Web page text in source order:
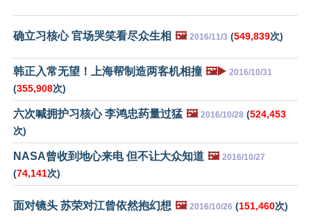
确立习核心 官场哭笑看尽众生相 🖼️ 2016/11/3 (549,839次)
韩正入常无望！上海帮制造两客机相撞 🖼️▶️ 2016/10/31
(355,908次)
六次喊拥护习核心 李鸿忠药量过猛 🖼️ 2016/10/28 (524,453
次)
NASA曾收到地心来电 但不让大众知道 🖼️ 2016/10/27
(74,141次)
面对镜头 苏荣对江曾依然抱幻想 🖼️ 2016/10/26 (151,460次)